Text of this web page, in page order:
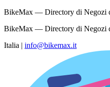
BikeMax — Directory di Negozi
BikeMax — Directory di Negozi
Italia | info@bikemax.it